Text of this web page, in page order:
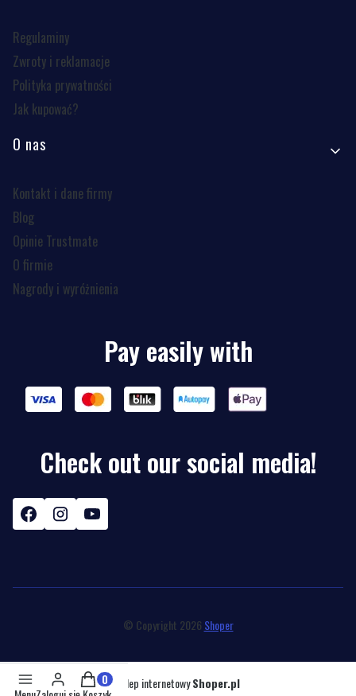
Regulaminy
Zwroty i reklamacje
Polityka prywatności
Jak kupować?
O nas
Kontakt i dane firmy
Blog
Opinie Trustmate
O firmie
Nagrody i wyróżnienia
Pay easily with
Check out our social media!
© Copyright 2026 Shoper
Sklep internetowyShoper.pl
Produkty w koszyku: 0. Zobacz szczegóły